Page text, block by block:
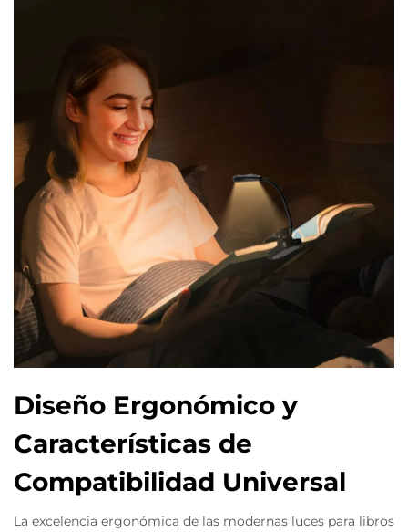
Diseño Ergonómico y
Características de
Compatibilidad Universal
La excelencia ergonómica de las modernas luces para libros